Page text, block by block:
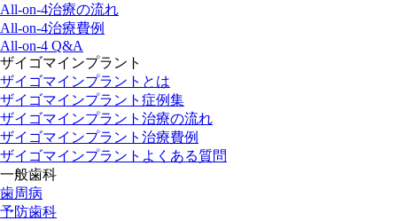
All-on-4治療の流れ
All-on-4治療費例
All-on-4 Q&A
ザイゴマインプラント
ザイゴマインプラントとは
ザイゴマインプラント症例集
ザイゴマインプラント治療の流れ
ザイゴマインプラント治療費例
ザイゴマインプラントよくある質問
一般歯科
歯周病
予防歯科